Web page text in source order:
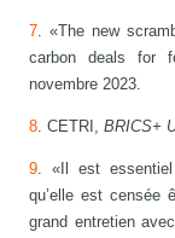
7. «The new
carbon deals for
novembre 2023.
8. CETRI,BRICS+
9. «Il est essentiel
qu’elle est censée
grand entretien